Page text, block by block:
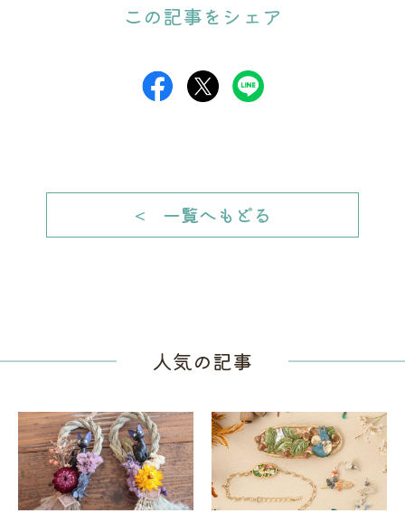
この記事をシェア
一覧へもどる
人気の記事